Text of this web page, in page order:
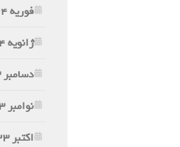
فوریه 2024
ژانویه 2024
دسامبر 2023
نوامبر 2023
اکتبر 2023